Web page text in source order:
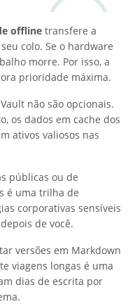
offline transfere a
colo. Se o hardware
morre. Por isso, a
prioridade máxima.
não são opcionais.
os dados em cache dos
ativos valiosos nas
públicas ou de
é uma trilha de
corporativas sensíveis
de você.
versões em Markdown
viagens longas é uma
dias de escrita por